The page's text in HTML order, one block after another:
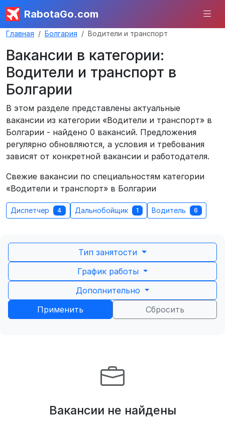
RabotaGo.com
Главная Болгария Водители и транспорт
Вакансии в категории:
Водители и транспорт в
Болгарии
В этом разделе представлены актуальные
вакансии из категории «Водители и транспорт» в
Болгарии - найдено 0 вакансий. Предложения
регулярно обновляются, а условия и требования
зависят от конкретной вакансии и работодателя.
Свежие вакансии по специальностям категории
«Водители и транспорт» в Болгарии
Диспетчер 4 Дальнобойщик 1 Водитель 6
Тип занятости
График работы
Дополнительно
Применить
Сбросить
Вакансии не найдены